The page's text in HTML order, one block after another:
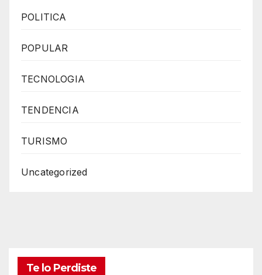
POLITICA
POPULAR
TECNOLOGIA
TENDENCIA
TURISMO
Uncategorized
Te lo Perdiste